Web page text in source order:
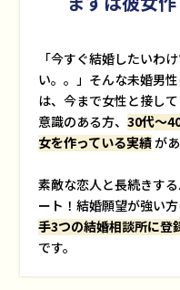
「今すぐ結婚したいわ
い。。」そんな未婚男
は、今まで女性と接し
意識のある方、30代～
女を作っている実績が
素敵な恋人と長続きす
ート！結婚願望が強い
手3つの結婚相談所に登
です。